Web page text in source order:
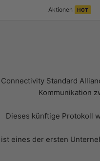
Aktionen HOT
Standard
Kommunikation
Dieses künftige Protokoll
eines der ersten